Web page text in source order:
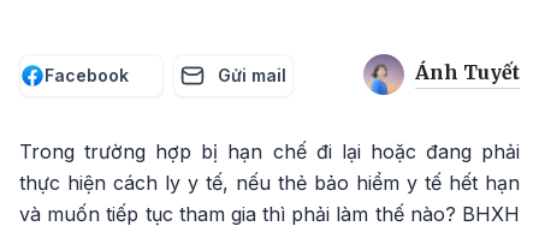
Facebook Gửi mail Ánh Tuyết
Trong trường hợp bị hạn chế đi lại hoặc đang phải
thực hiện cách ly y tế, nếu thẻ bảo hiểm y tế hết hạn
và muốn tiếp tục tham gia thì phải làm thế nào? BHXH